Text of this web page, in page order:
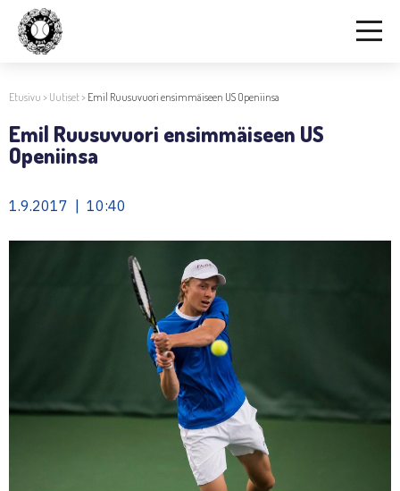
Etusivu > Uutiset> Emil Ruusuvuori ensimmäiseen US Openiinsa
Emil Ruusuvuori ensimmäiseen US
Openiinsa
1.9.2017 | 10:40